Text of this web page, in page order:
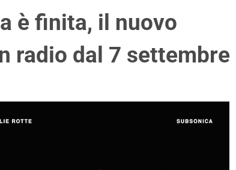
è finita, il nuovo
radio dal 7 settembre